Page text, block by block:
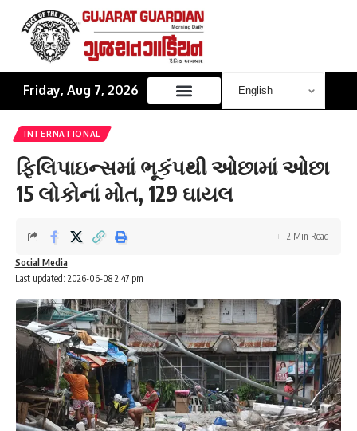
Friday, Aug 7, 2026
INTERNATIONAL
ફિલિપાઇન્સમાં ભૂકંપથી ઓછામાં ઓછા
15 લોકોનાં મોત, 129 ઘાયલ
Last updated: 2026-06-08 2:47 pm
Social Media
2 Min Read